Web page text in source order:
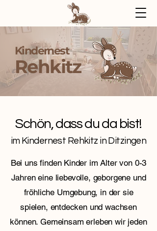
Kindernest
Rehkitz
Schön, dass du da bist!
im Kindernest Rehkitz in Ditzingen
Bei uns finden Kinder im Alter von 0-3
Jahren eine liebevolle, geborgene und
fröhliche Umgebung, in der sie
spielen, entdecken und wachsen
können. Gemeinsam erleben wir jeden